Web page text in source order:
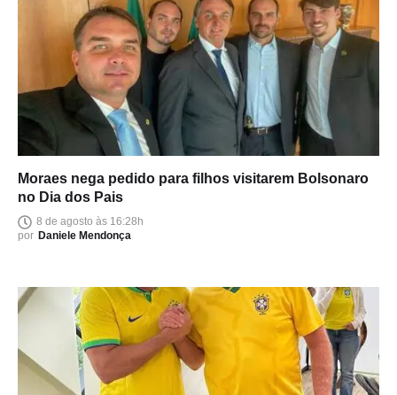
Moraes nega pedido para filhos visitarem Bolsonaro
no Dia dos Pais
8 de agosto às 16:28h
por Daniele Mendonça